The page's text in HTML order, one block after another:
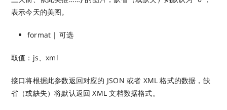
表示今天的美图。
format | 可选
取值：js、xml
接口将根据此参数返回对应的 JSON 或者 XML 格式的数据，缺
省（或缺失）将默认返回 XML 文档数据格式。